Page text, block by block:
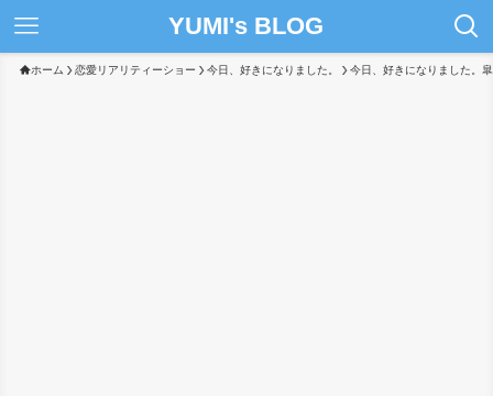
YUMI's BLOG
ホーム 恋愛リアリティーショー 今日、好きになりました。 今日、好きになりました。